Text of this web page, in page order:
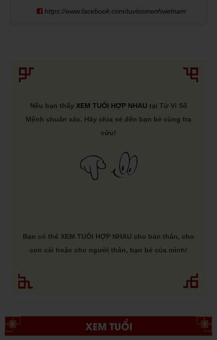
https://www.facebook.com/tuvisomenhvietnam
Nếu bạn thấy XEM TUỔI HỢP NHAU tại Tử Vi Số
Mệnh chuẩn xác. Hãy chia sẻ đến bạn bè cùng tra
cứu!
Bạn có thể XEM TUỔI HỢP NHAU cho bản thân, cho
con cái hoặc cho người thân, bạn bè của mình!
XEM TUỔI